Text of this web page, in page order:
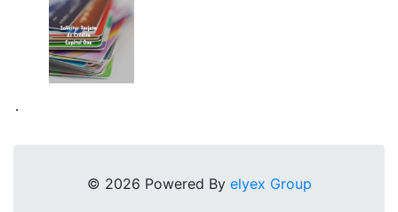
.
© 2026 Powered By elyex Group